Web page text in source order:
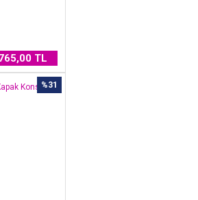
TL
%31